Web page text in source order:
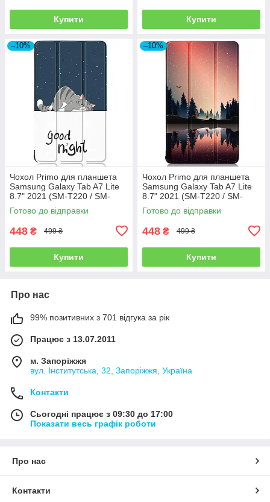
Купити Купити
–10%
Чохол Primo для планшета
Samsung Galaxy Tab A7 Lite
8.7" 2021 (SM-T220 / SM-
T225 ) Slim - Good Night
Готово до відправки
448 ₴ 499 ₴
Купити
–10%
Чохол Primo для планшета
Samsung Galaxy Tab A7 Lite
8.7" 2021 (SM-T220 / SM-
T225 ) Slim - Nature
Готово до відправки
448 ₴ 499 ₴
Купити
Про нас
99% позитивних з 701 відгука за рік
Працює з 13.07.2011
м. Запоріжжя
вул. Інститутська, 32, Запоріжжя, Україна
Контакти
Сьогодні працює з 09:30 до 17:00
Показати весь графік роботи
Про нас
Контакти